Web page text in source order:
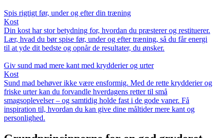
Spis rigtigt før, under og efter din træning
Kost
Din kost har stor betydning for, hvordan du præsterer og restituerer.
Lær, hvad du bør spise før, under og efter træning, så du får energi
til at yde dit bedste og opnår de resultater, du ønsker.
Giv sund mad mere kant med krydderier og urter
Kost
Sund mad behøver ikke være ensformig. Med de rette krydderier og
friske urter kan du forvandle hverdagens retter til små
smagsoplevelser – og samtidig holde fast i de gode vaner. Få
inspiration til, hvordan du kan give dine måltider mere kant og
personlighed.